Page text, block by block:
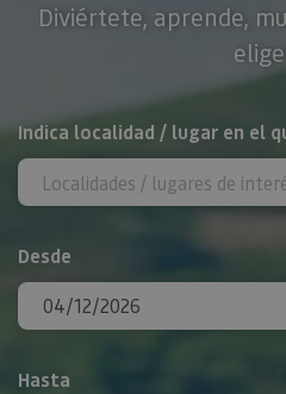
Diviértete, aprende,
BUSCAR
Indica localidad / lugar en el
Desde
Hasta